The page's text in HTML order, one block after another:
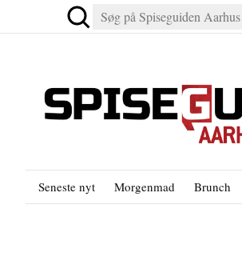
Seneste nyt Morgenmad Brunch